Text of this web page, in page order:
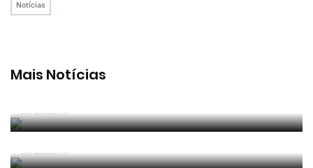
Notícias
Mais Notícias
Por RefereeTip
João Pinheiro nomeado pela FIFA para o Mundial
Por RefereeTip